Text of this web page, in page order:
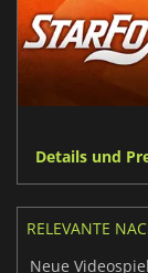
Details und
RELEVANTE
Neue